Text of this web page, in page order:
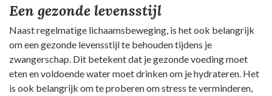
Een gezonde levensstijl
Naast regelmatige lichaamsbeweging, is het ook belangrijk
om een gezonde levensstijl te behouden tijdens je
zwangerschap. Dit betekent dat je gezonde voeding moet
eten en voldoende water moet drinken om je hydrateren. Het
is ook belangrijk om te proberen om stress te verminderen,